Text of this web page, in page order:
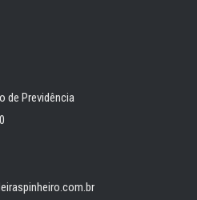
de Previdência